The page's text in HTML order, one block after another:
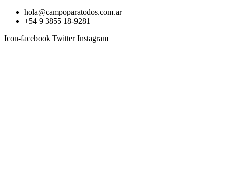
hola@campoparatodos.com.ar
+54 9 3855 18-9281
Icon-facebook Twitter Instagram